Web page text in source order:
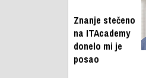
Znanje stečeno
na ITAcademy
donelo mi je
posao